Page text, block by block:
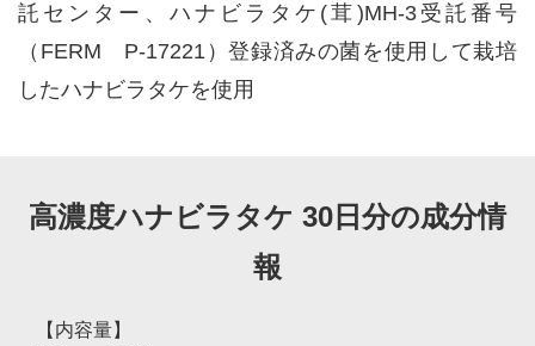
託センター、ハナビラタケ(茸)MH-3受託番号
（FERM P-17221）登録済みの菌を使用して栽培
したハナビラタケを使用
高濃度ハナビラタケ 30日分の成分情
報
【内容量】